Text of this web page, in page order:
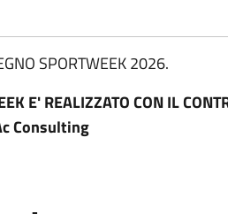
SPORTWEEK 2026.
E' REALIZZATO CON IL
Consulting